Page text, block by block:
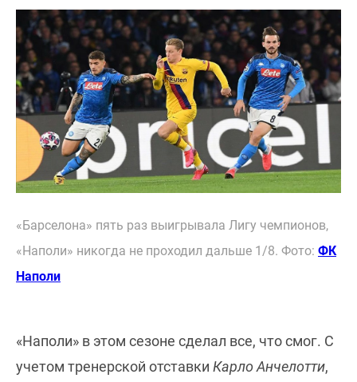
«Барселона» пять раз выигрывала Лигу чемпионов,
«Наполи» никогда не проходил дальше 1/8. Фото: ФК
Наполи
«Наполи» в этом сезоне сделал все, что смог. С
учетом тренерской отставки Карло Анчелотти,